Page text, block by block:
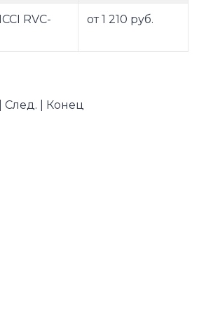
RVC-
от 1 210 руб.
| След. | Конец